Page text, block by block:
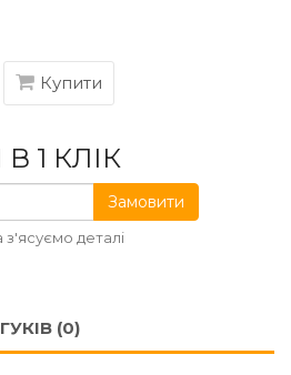
Купити
1 КЛІК
Замовити
деталі
(0)